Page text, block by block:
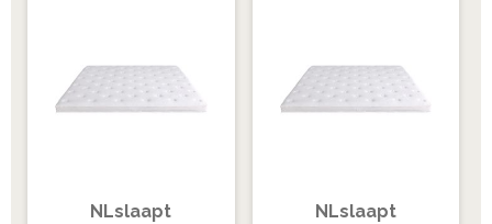
NLslaapt NLslaapt